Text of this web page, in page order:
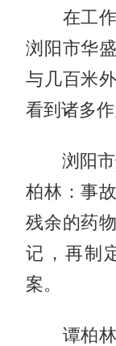
在工作
浏阳市华
与几百米
看到诸多
浏阳市
柏林：事
残余的药
记，再制
案。
谭柏林